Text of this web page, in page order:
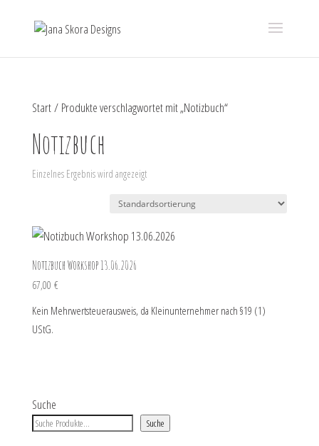
Start/ Produkte verschlagwortet mit „Notizbuch“
Notizbuch
Einzelnes Ergebnis wird angezeigt
Notizbuch Workshop 13.06.2026
67,00 €
Kein Mehrwertsteuerausweis, da Kleinunternehmer nach §19 (1)
UStG.
Suche
Suche